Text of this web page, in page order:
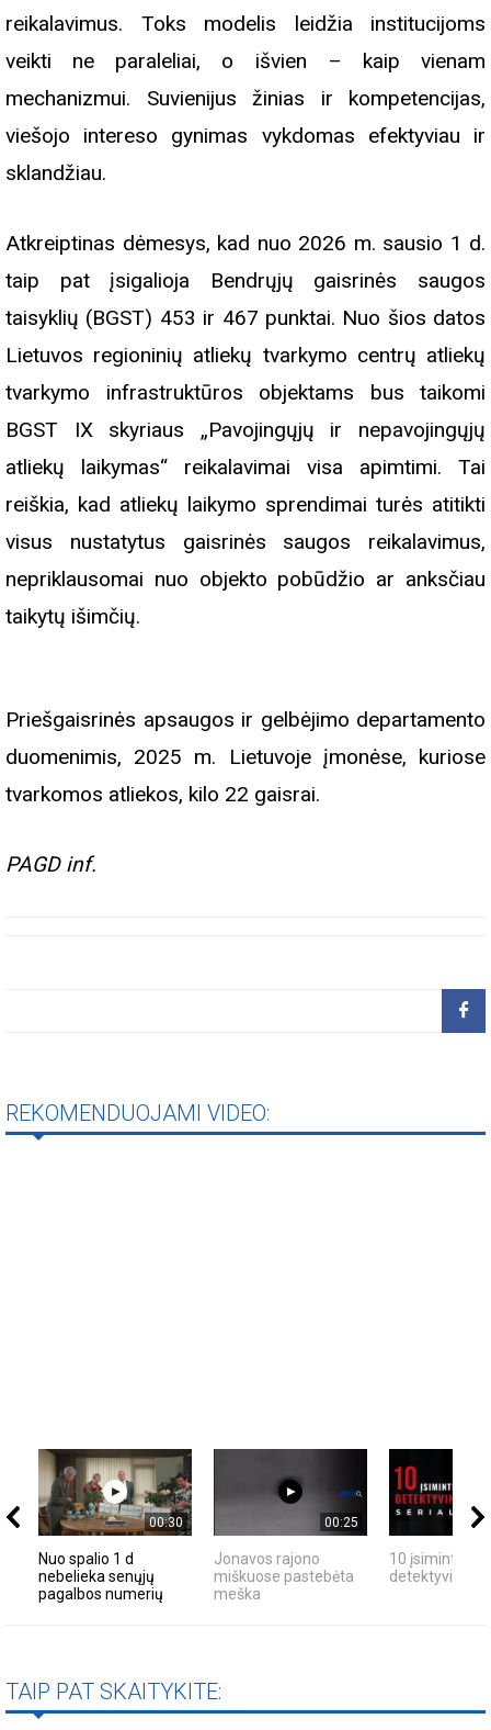
reikalavimus. Toks modelis leidžia institucijoms
veikti ne paraleliai, o išvien – kaip vienam
mechanizmui. Suvienijus žinias ir kompetencijas,
viešojo intereso gynimas vykdomas efektyviau ir
sklandžiau.
Atkreiptinas dėmesys, kad nuo 2026 m. sausio 1 d.
taip pat įsigalioja Bendrųjų gaisrinės saugos
taisyklių (BGST) 453 ir 467 punktai. Nuo šios datos
Lietuvos regioninių atliekų tvarkymo centrų atliekų
tvarkymo infrastruktūros objektams bus taikomi
BGST IX skyriaus „Pavojingųjų ir nepavojingųjų
atliekų laikymas“ reikalavimai visa apimtimi. Tai
reiškia, kad atliekų laikymo sprendimai turės atitikti
visus nustatytus gaisrinės saugos reikalavimus,
nepriklausomai nuo objekto pobūdžio ar anksčiau
taikytų išimčių.
Priešgaisrinės apsaugos ir gelbėjimo departamento
duomenimis, 2025 m. Lietuvoje įmonėse, kuriose
tvarkomos atliekos, kilo 22 gaisrai.
PAGD inf.
REKOMENDUOJAMI VIDEO:
00:30
Nuo spalio 1 d
nebelieka senųjų
pagalbos numerių
00:25
Jonavos rajono
miškuose pastebėta
meška
10 įsimintinų
detektyvinių
TAIP PAT SKAITYKITE: